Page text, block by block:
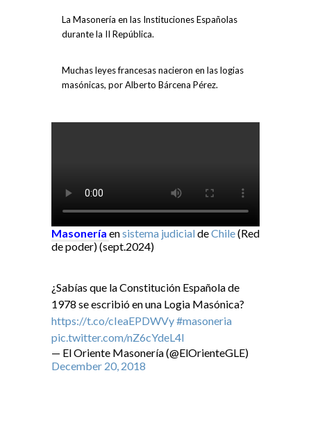
La Masonería en las Instituciones Españolas
durante la II República.
Muchas leyes francesas nacieron en las logias
masónicas, por Alberto Bárcena Pérez.
Masonería ensistema judicialdeChile(Red
de poder) (sept.2024)
¿Sabías que la Constitución Española de
1978 se escribió en una Logia Masónica?
https://t.co/cIeaEPDWVy#masoneria
pic.twitter.com/nZ6cYdeL4I
— El Oriente Masonería (@ElOrienteGLE)
December 20, 2018